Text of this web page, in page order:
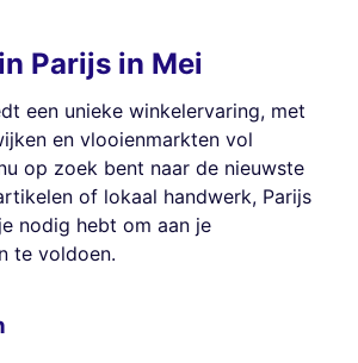
Parijs in Mei
een unieke winkelervaring, met
en vlooienmarkten vol
op zoek bent naar de nieuwste
of lokaal handwerk, Parijs
nodig hebt om aan je
te voldoen.